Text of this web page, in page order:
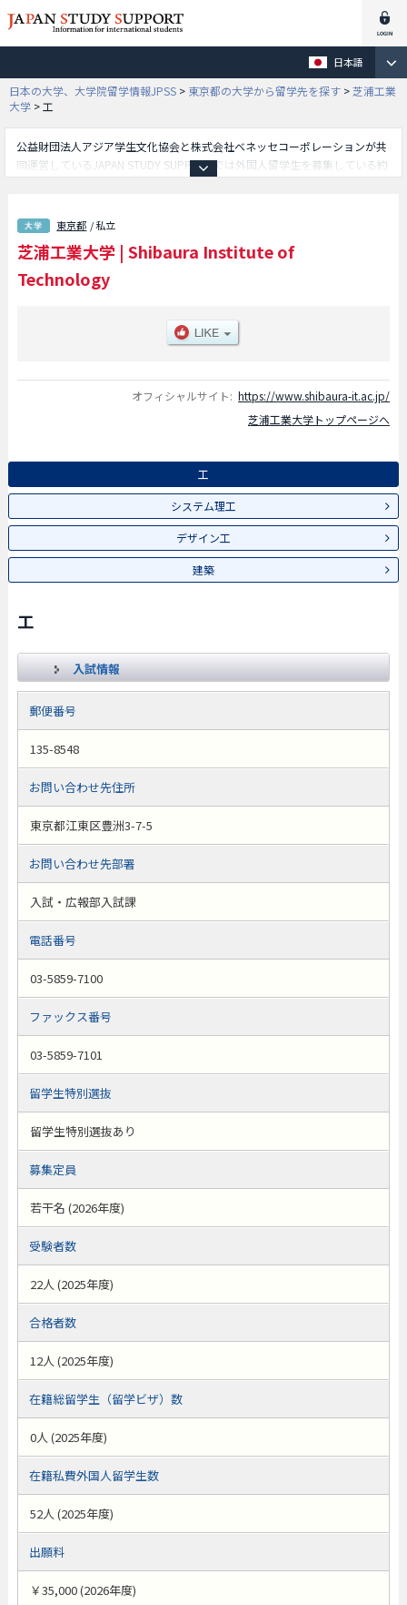
日本語
日本の大学、大学院留学情報JPSS > 東京都の大学から留学先を探す >芝浦工業
大学 >工
公益財団法人アジア学生文化協会と株式会社ベネッセコーポレーションが共
同運営しているJAPAN STUDY SUPPORTでは外国人留学生を募集している約
ム理工学部やデザイン工学部や建築学部等、学部別情報や、募集定員や合格
者数など入試情報、施設案内、アクセスなど外国人留学生に必要な情報を掲
載しているので是非ご利用ください。
東京都 / 私立
芝浦工業大学 | Shibaura Institute of
Technology
オフィシャルサイト: https://www.shibaura-it.ac.jp/
芝浦工業大学トップページへ
工
システム理工
デザイン工
建築
工
入試情報
郵便番号
135-8548
お問い合わせ先住所
東京都江東区豊洲3-7-5
お問い合わせ先部署
入試・広報部入試課
電話番号
03-5859-7100
ファックス番号
03-5859-7101
留学生特別選抜
留学生特別選抜あり
募集定員
若干名 (2026年度)
受験者数
22人 (2025年度)
合格者数
12人 (2025年度)
在籍総留学生（留学ビザ）数
0人 (2025年度)
在籍私費外国人留学生数
52人 (2025年度)
出願料
￥35,000 (2026年度)